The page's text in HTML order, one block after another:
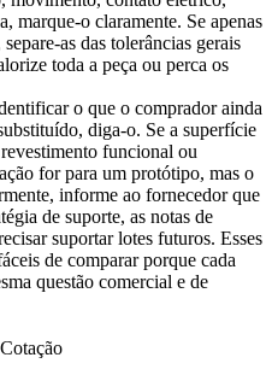
marque-o claramente. Se apenas
as das tolerâncias gerais
toda a peça ou perca os
o que o comprador ainda
diga-o. Se a superfície
funcional ou
for para um protótipo, mas o
informe ao fornecedor que
de suporte, as notas de
suportar lotes futuros. Esses
de comparar porque cada
questão comercial e de